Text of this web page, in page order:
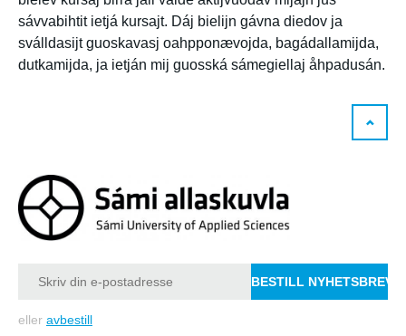
sávvabihtit ietjá kursajt. Dáj bielijn gávna diedov ja
sválldasijt guoskavasj oahpponævojda, bagádallamijda,
dutkamijda, ja ietján mij guosská sámegiellaj åhpadusán.
eller avbestill